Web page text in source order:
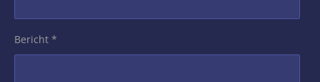
Bericht *